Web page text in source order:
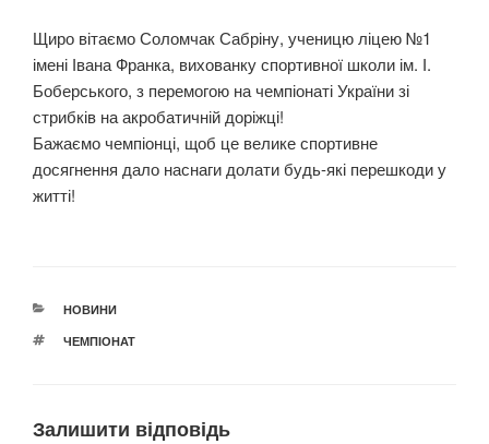
Щиро вітаємо Соломчак Сабріну, ученицю ліцею №1
імені Івана Франка, вихованку спортивної школи ім. І.
Боберського, з перемогою на чемпіонаті України зі
стрибків на акробатичній доріжці!
Бажаємо чемпіонці, щоб це велике спортивне
досягнення дало наснаги долати будь-які перешкоди у
житті!
КАТЕГОРІЇ
НОВИНИ
ПОЗНАЧКИ
ЧЕМПІОНАТ
Залишити відповідь